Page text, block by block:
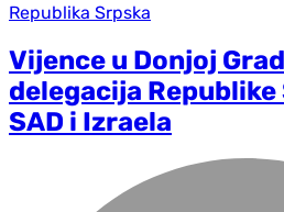
Republika Srpska
Vijence u Donjoj
delegacija
SAD i Izraela